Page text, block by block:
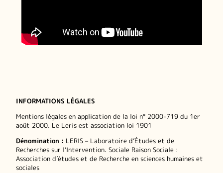
INFORMATIONS LÉGALES
Mentions légales en application de la loi n° 2000-719 du 1er
août 2000. Le Leris est association loi 1901
Dénomination : LERIS – Laboratoire d’Études et de
Recherches sur l’Intervention. Sociale Raison Sociale :
Association d’études et de Recherche en sciences humaines et
sociales